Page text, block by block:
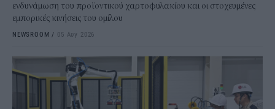
ενδυνάμωση του προϊοντικού χαρτοφυλακίου και οι στοχευμένες
εμπορικές κινήσεις του ομίλου
NEWSROOM / 05 Αυγ 2026